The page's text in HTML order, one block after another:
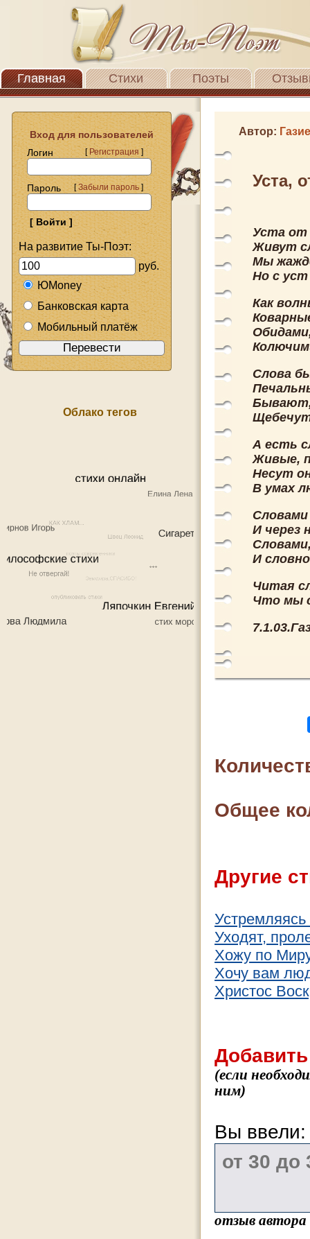
Главная Стихи Поэты
Вход для пользователей
Логин
[Регистрация]
Пароль [Забыли пароль]
На развитие Ты-Поэт:
руб.
ЮMoney
Банковская карта
Мобильный платёж
Облако тегов
Автор:
Уста,
Уста от
Живут
Мы
Но с
Как
Слова
Бывают,
А есть
Живые,
Несут
В умах
Словами
И через
И
Читая
Что мы
Общее
Другие
Уходят,
Хожу по
Хочу вам
Христос
(если
ним)
Вы
отзыв